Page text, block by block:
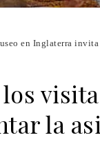
en Inglaterra invita
la